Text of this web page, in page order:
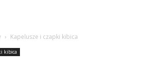
Kapelusze i czapki kibica
kibica